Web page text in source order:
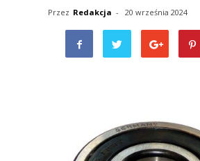
Przez Redakcja - 20 września 2024